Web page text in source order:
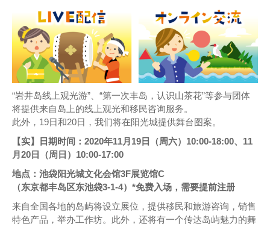
“岩井岛线上观光游”、“第一次丰岛，认识山茶花”等参与团体
将提供来自岛上的线上观光和移民咨询服务。
此外，19日和20日，我们将在阳光城提供舞台图案。
【实】日期时间：2020年11月19日（周六）10:00-18:00、11
月20日（周日）10:00-17:00
地点：池袋阳光城文化会馆3F展览馆C
（东京都丰岛区东池袋3-1-4）*免费入场，需要提前注册
来自全国各地的岛屿将设立展位，提供移民和旅游咨询，销售
特色产品，举办工作坊。此外，还将有一个传达岛屿魅力的舞